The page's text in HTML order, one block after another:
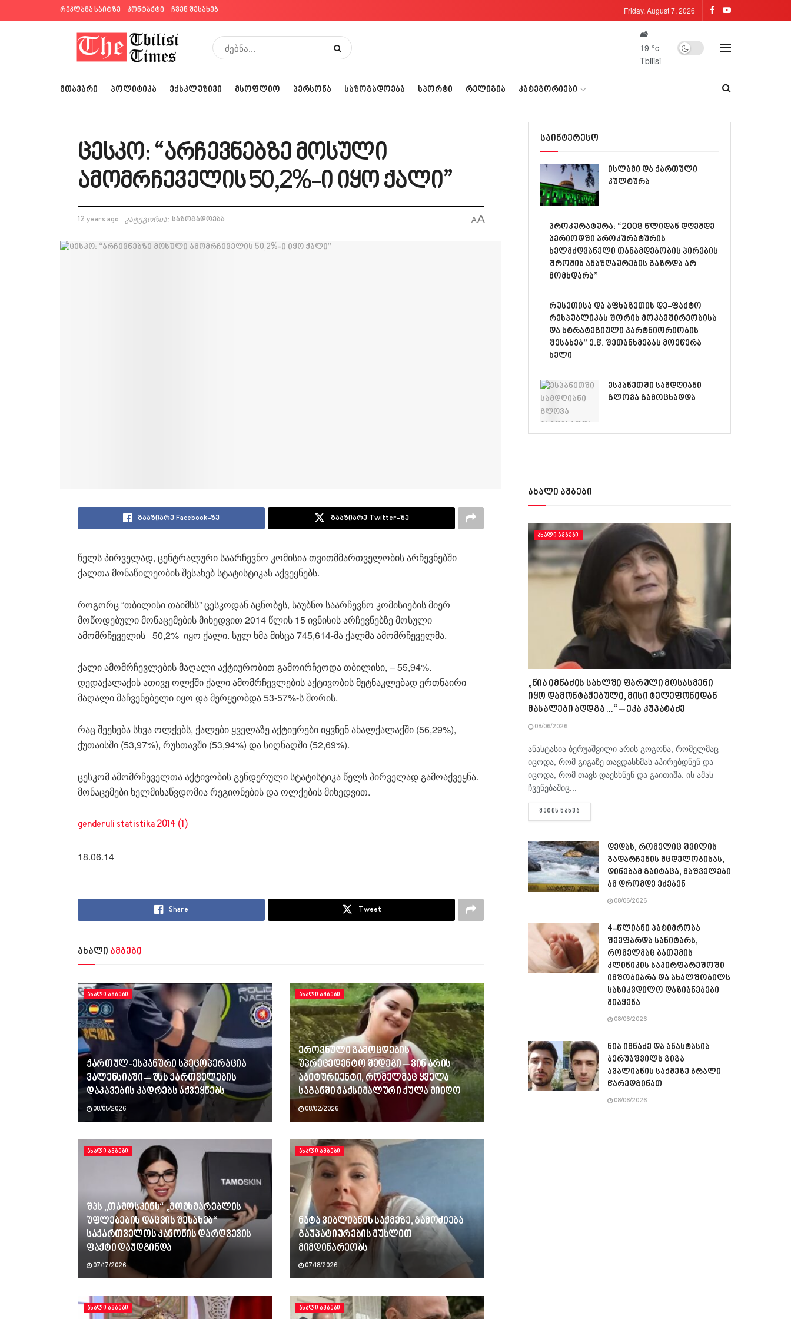
რეკლამა საიტზე კონტაქტი ჩვენ შესახებ Friday, August 7, 2026
19 °c
Tbilisi
ᲛᲗᲐᲕᲐᲠᲘ ᲞᲝᲚᲘᲢᲘᲙᲐ ᲔᲥᲡᲙᲚᲣᲖᲘᲕᲘ ᲛᲡᲝᲤᲚᲘᲝ ᲞᲔᲠᲡᲝᲜᲐ ᲡᲐᲖᲝᲒᲐᲓᲝᲔᲑᲐ ᲡᲞᲝᲠᲢᲘ ᲠᲔᲚᲘᲒᲘᲐ ᲙᲐᲢᲔᲒᲝᲠᲘᲔᲑᲘ
ცესკო: “არჩევნებზე მოსული
ამომრჩეველის 50,2%-ი იყო ქალი”
12 years ago კატეგორია: საზოგადოება AA
გააზიარე Facebook-ზე გააზიარე Twitter-ზე
წელს პირველად, ცენტრალური საარჩევნო კომისია თვითმმართველობის არჩევნებში
ქალთა მონაწილეობის შესახებ სტატისტიკას აქვეყნებს.
როგორც “თბილისი თაიმსს” ცესკოდან აცნობეს, საუბნო საარჩევნო კომისიების მიერ
მოწოდებული მონაცემების მიხედვით 2014 წლის 15 ივნისის არჩევნებზე მოსული
ამომრჩეველის 50,2% იყო ქალი. სულ ხმა მისცა 745,614-მა ქალმა ამომრჩეველმა.
ქალი ამომრჩევლების მაღალი აქტიურობით გამოირჩეოდა თბილისი, – 55,94%.
დედაქალაქის ათივე ოლქში ქალი ამომრჩევლების აქტივობის მეტნაკლებად ერთნაირი
მაღალი მაჩვენებელი იყო და მერყეობდა 53-57%-ს შორის.
რაც შეეხება სხვა ოლქებს, ქალები ყველაზე აქტიურები იყვნენ ახალქალაქში (56,29%),
ქუთაისში (53,97%), რუსთავში (53,94%) და სიღნაღში (52,69%).
ცესკომ ამომრჩეველთა აქტივობის გენდერული სტატისტიკა წელს პირველად გამოაქვეყნა.
მონაცემები ხელმისაწვდომია რეგიონების და ოლქების მიხედვით.
genderuli statistika 2014 (1)
18.06.14
Share Tweet
ახალი ამბები
ᲐᲮᲐᲚᲘ ᲐᲛᲑᲔᲑᲘ
ქართულ-ესპანური სპეცოპერაცია
ვალენსიაში – შსს ქართველების
დაკავების კადრებს აქვეყნებს
08/05/2026
ᲐᲮᲐᲚᲘ ᲐᲛᲑᲔᲑᲘ
ეროვნული გამოცდების
უპრეცედენტო შედეგი – ვინ არის
აბიტურიენტი, რომელმაც ყველა
საგანში მაქსიმალური ქულა მიიღო
08/02/2026
ᲐᲮᲐᲚᲘ ᲐᲛᲑᲔᲑᲘ
შპს „თამოსკინს“ „მომხმარებლის
უფლებების დაცვის შესახებ“
საქართველოს კანონის დარღვევის
ფაქტი დაუდგინდა
07/17/2026
ᲐᲮᲐᲚᲘ ᲐᲛᲑᲔᲑᲘ
ნატა ვიბლიანის საქმეზე, გამოძიება
გაუპატიურების მუხლით
მიმდინარეობს
07/18/2026
ᲐᲮᲐᲚᲘ ᲐᲛᲑᲔᲑᲘ ᲐᲮᲐᲚᲘ ᲐᲛᲑᲔᲑᲘ
საინტერესო
ისლამი და ქართული
კულტურა
პროკურატურა: “2008 წლიდან დღემდე
პერიოდში პროკურატურის
ხელმძღვანელი თანამდებობის პირების
შრომის ანაზღაურების გაზრდა არ
მომხდარა”
რუსეთისა და აფხაზეთის დე-ფაქტო
რესპუბლიკას შორის მოკავშირეობისა
და სტრატეგიული პარტნიორიობის
შესახებ” ე.წ. შეთანხმებას მოეწერა
ხელი
ესპანეთში სამდღიანი
გლოვა გამოცხადდა
ახალი ამბები
ᲐᲮᲐᲚᲘ ᲐᲛᲑᲔᲑᲘ
„ნია იმნაძის სახლში ფარული მოსასმენი
იყო დამონტაჟებული, მისი ტელეფონიდან
მასალები აღდგა…“ – ეკა კუპატაძე
08/06/2026
ანასტასია ბერუაშვილი არის გოგონა, რომელმაც
იცოდა, რომ გიგაზე თავდასხმას აპირებდნენ და
იცოდა, რომ თავს დაესხნენ და გაითიშა. ის ამას
ჩვენებაშიც...
ᲛᲔᲢᲘᲡ ᲜᲐᲮᲕᲐ
დედას, რომელიც შვილის
გადარჩენის მცდელობისას,
დინებამ გაიტაცა, მაშველები
ამ დრომდე ეძებენ
08/06/2026
4-წლიანი პატიმრობა
შეეფარდა სანიტარს,
რომელმაც ბათუმის
კლინიკის საპირფარეშოში
იმშობიარა და ახალშობილს
სასიკვდილო დაზიანებები
მიაყენა
08/06/2026
ნია იმნაძე და ანასტასია
ბერუაშვილს გიგა
ავალიანის საქმეზე ბრალი
წარედგინათ
08/06/2026